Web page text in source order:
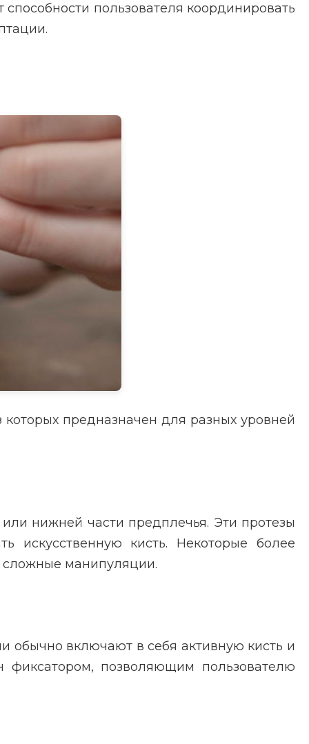
пользователя координировать
предназначен для разных уровней
нижней части предплечья. Эти протезы
искусственную кисть. Некоторые более
сложные манипуляции.
обычно включают в себя активную кисть и
фиксатором, позволяющим пользователю